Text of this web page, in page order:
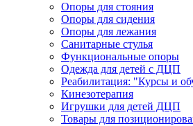
Опоры для стояния
Опоры для сидения
Опоры для лежания
Санитарные стулья
Функциональные опоры
Одежда для детей с ДЦП
Реабилитация: "Курсы и
Кинезотерапия
Игрушки для детей ДЦП
Товары для